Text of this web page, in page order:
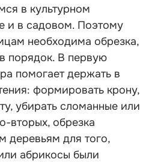
в культурном
и в садовом. Поэтому
необходима обрезка,
порядок. В первую
помогает держать в
формировать крону,
убирать сломанные или
вторых, обрезка
деревьям для того,
абрикосы были